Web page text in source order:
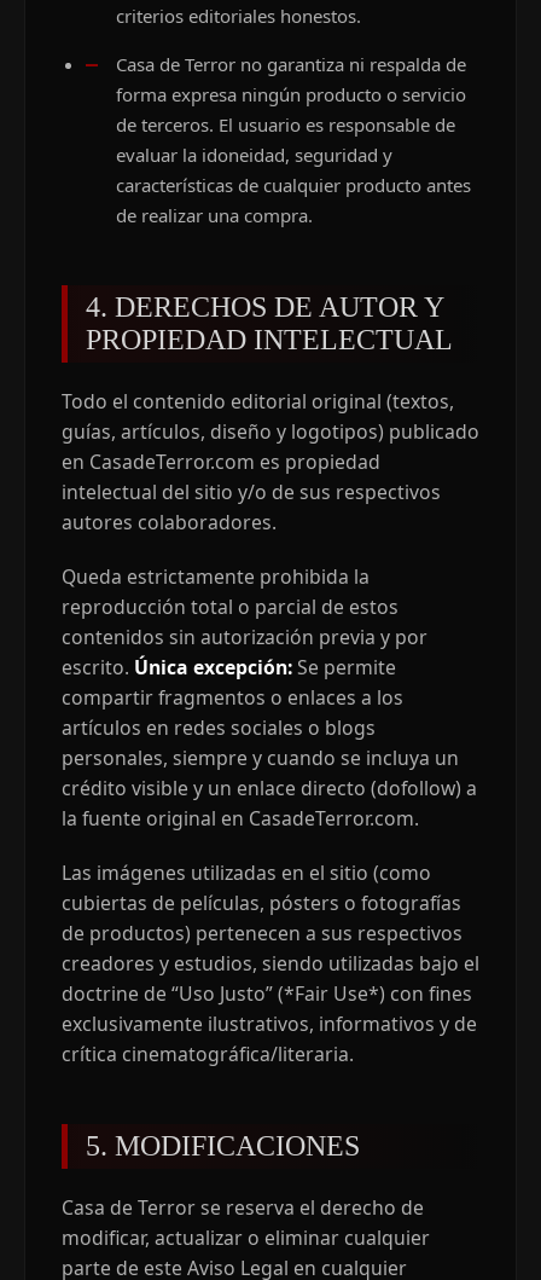
criterios editoriales honestos.
Casa de Terror no garantiza ni respalda de
forma expresa ningún producto o servicio
de terceros. El usuario es responsable de
evaluar la idoneidad, seguridad y
características de cualquier producto antes
de realizar una compra.
4. DERECHOS DE AUTOR Y
PROPIEDAD INTELECTUAL
Todo el contenido editorial original (textos,
guías, artículos, diseño y logotipos) publicado
en CasadeTerror.com es propiedad
intelectual del sitio y/o de sus respectivos
autores colaboradores.
Queda estrictamente prohibida la
reproducción total o parcial de estos
contenidos sin autorización previa y por
escrito. Única excepción:Se permite
compartir fragmentos o enlaces a los
artículos en redes sociales o blogs
personales, siempre y cuando se incluya un
crédito visible y un enlace directo (dofollow) a
la fuente original en CasadeTerror.com.
Las imágenes utilizadas en el sitio (como
cubiertas de películas, pósters o fotografías
de productos) pertenecen a sus respectivos
creadores y estudios, siendo utilizadas bajo el
doctrine de “Uso Justo” (*Fair Use*) con fines
exclusivamente ilustrativos, informativos y de
crítica cinematográfica/literaria.
5. MODIFICACIONES
Casa de Terror se reserva el derecho de
modificar, actualizar o eliminar cualquier
parte de este Aviso Legal en cualquier